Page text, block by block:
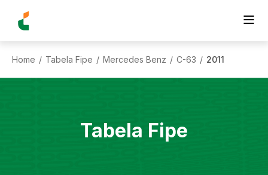
Home / Tabela Fipe / Mercedes Benz / C-63 / 2011
Tabela Fipe